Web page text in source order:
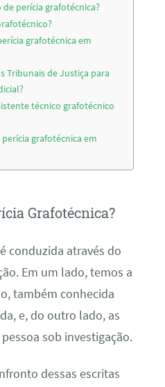
perícia grafotécnica?
grafotécnica em
Tribunais de Justiça para
técnico grafotécnico
grafotécnica em
Grafotécnica?
conduzida através do
Em um lado, temos a
também conhecida
e, do outro lado, as
sob investigação.
dessas escritas